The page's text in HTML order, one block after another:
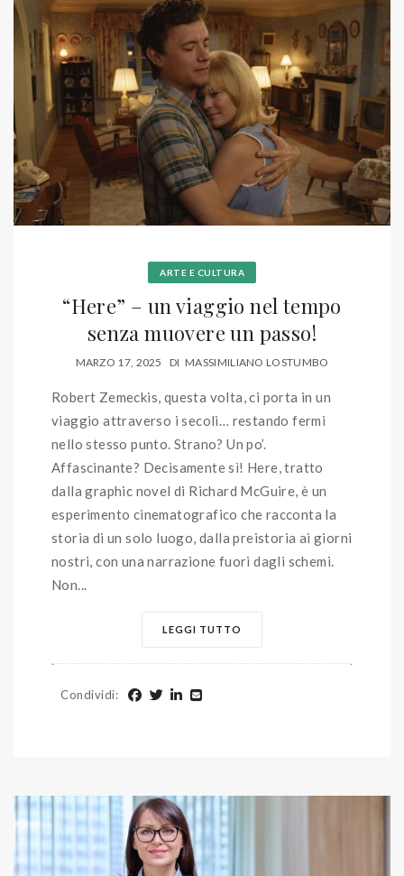
ARTE E CULTURA
“Here” – un viaggio nel tempo
senza muovere un passo!
MARZO 17, 2025 DI MASSIMILIANO LOSTUMBO
Robert Zemeckis, questa volta, ci porta in un
viaggio attraverso i secoli… restando fermi
nello stesso punto. Strano? Un po’.
Affascinante? Decisamente sì! Here, tratto
dalla graphic novel di Richard McGuire, è un
esperimento cinematografico che racconta la
storia di un solo luogo, dalla preistoria ai giorni
nostri, con una narrazione fuori dagli schemi.
Non...
LEGGI TUTTO
Condividi: